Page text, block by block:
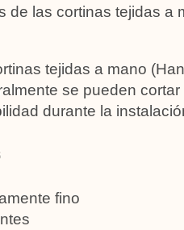
de las cortinas tejidas a
tejidas a mano
se pueden
durante la
fino